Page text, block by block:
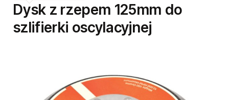
Dysk z rzepem 125mm do
szlifierki oscylacyjnej